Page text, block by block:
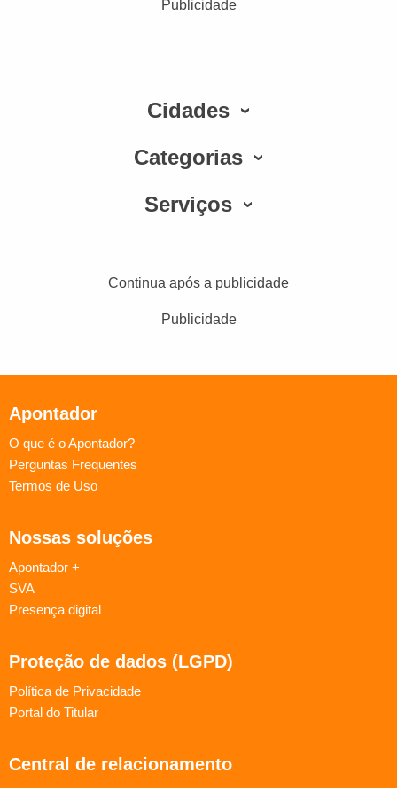
Publicidade
Cidades
Categorias
Serviços
Continua após a publicidade
Publicidade
Apontador
O que é o Apontador?
Perguntas Frequentes
Termos de Uso
Nossas soluções
Apontador +
SVA
Presença digital
Proteção de dados (LGPD)
Política de Privacidade
Portal do Titular
Central de relacionamento